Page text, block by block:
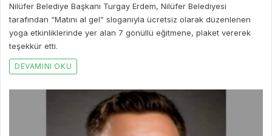
Nilüfer Belediye Başkanı Turgay Erdem, Nilüfer Belediyesi
tarafından “Matını al gel” sloganıyla ücretsiz olarak düzenlenen
yoga etkinliklerinde yer alan 7 gönüllü eğitmene, plaket vererek
teşekkür etti.
DEVAMINI OKU